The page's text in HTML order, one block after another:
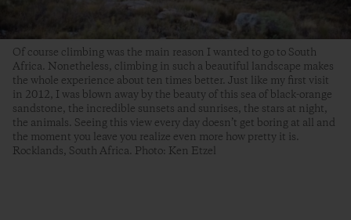
Of course climbing was the main reason I wanted to go to South
Africa. Nonetheless, climbing in such a beautiful landscape makes
the whole experience about ten times better. Just like my first visit
in 2012, I was blown away by the beauty of this sea of black-orange
sandstone, the incredible sunsets and sunrises, the stars at night,
the animals. Seeing this view every day doesn’t get boring at all and
the moment you leave you realize even more how pretty it is.
Rocklands, South Africa. Photo: Ken Etzel